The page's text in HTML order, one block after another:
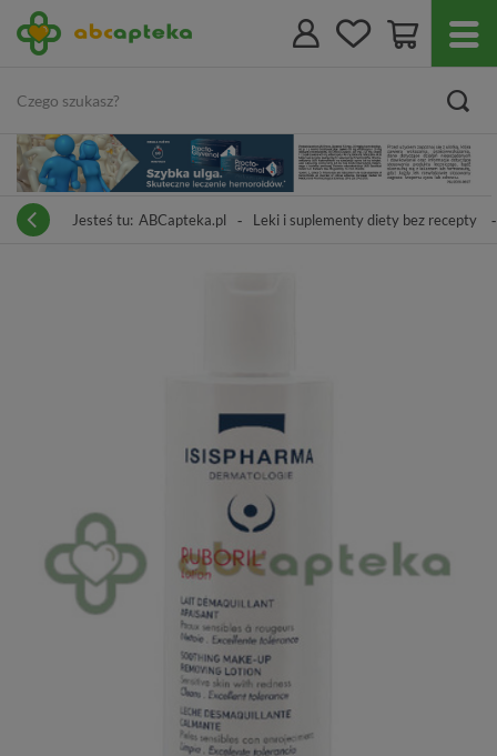
Jesteś tu: ABCapteka.pl Leki i suplementy diety bez recepty